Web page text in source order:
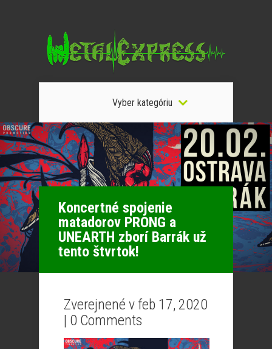
Vyber kategóriu
Koncertné spojenie
matadorov PRONG a
UNEARTH zborí Barrák už
tento štvrtok!
Zverejnené v feb 17, 2020
| 0 Comments